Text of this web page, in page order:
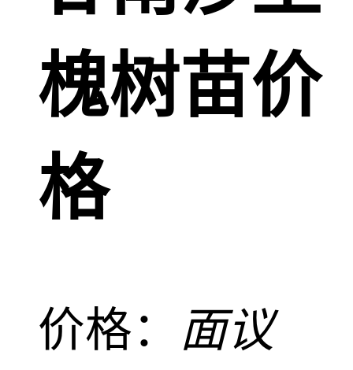
槐树苗价
格
价格： 面议